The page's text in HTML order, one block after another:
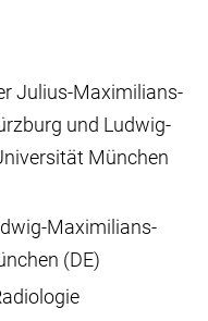
Julius-Maximilians-
und Ludwig-
München
Maximilians-
(DE)